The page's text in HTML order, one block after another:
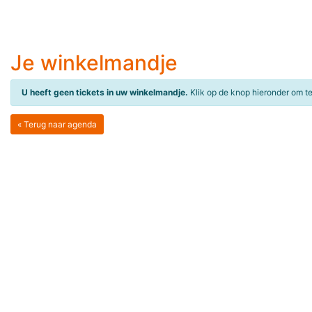
Je winkelmandje
U heeft geen tickets in uw winkelmandje. Klik op de knop hieronder om
« Terug naar agenda